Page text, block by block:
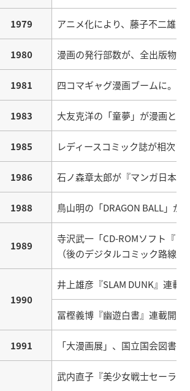
1979 アニメ化により、藤子不二雄
1980 漫画の発行部数が、全出版物
1981 四コマギャグ漫画ブームに。
1983 大友克洋の「童夢」が漫画と
1985 レディースコミック誌が相次い
1986 石ノ森章太郎が『マンガ日本経
1988 鳥山明の「DRAGON BALL」
1989
寺沢武一「CD-ROMソフト『
（後のデジタルコミック路線
1990
井上雄彦『SLAM DUNK』連載
冨樫義博『幽遊白書』連載開始
1991 「大漫画展」、国立国会図書館
武内直子『美少女戦士セーラー